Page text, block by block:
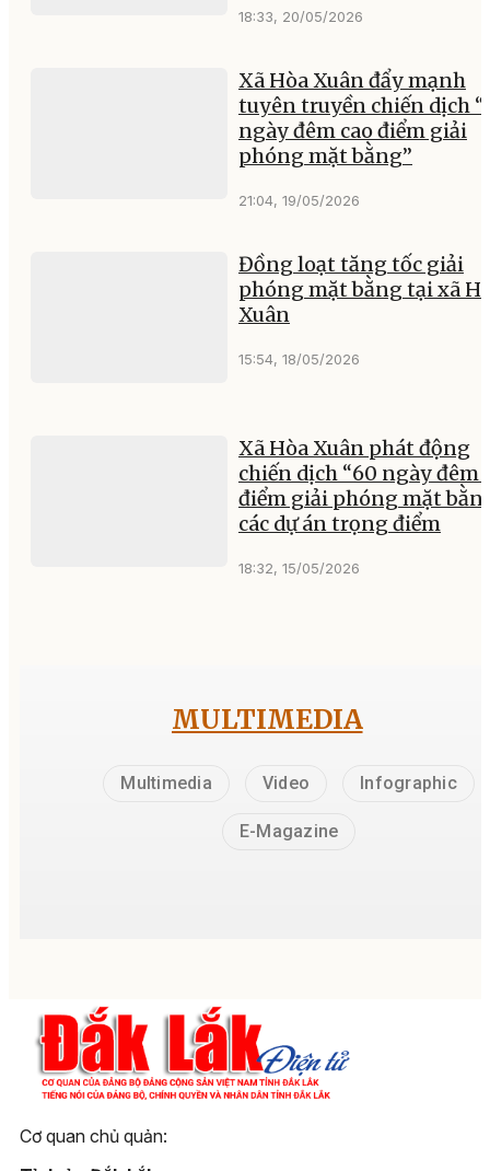
18:33, 20/05/2026
Xã Hòa Xuân đẩy mạnh
tuyên truyền chiến dịch
ngày đêm cao điểm giải
phóng mặt bằng”
21:04, 19/05/2026
Đồng loạt tăng tốc giải
phóng mặt bằng tại xã
Xuân
15:54, 18/05/2026
Xã Hòa Xuân phát động
chiến dịch “60 ngày đêm
điểm giải phóng mặt
các dự án trọng điểm
18:32, 15/05/2026
MULTIMEDIA
Multimedia Video Infographic
E-Magazine
Cơ quan chủ quản: